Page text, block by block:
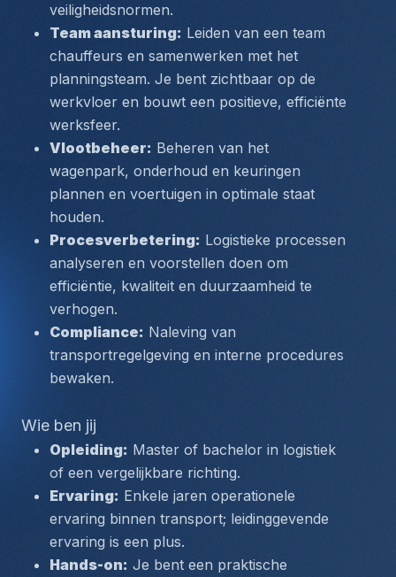
veiligheidsnormen.
Team aansturing: Leiden van een team
chauffeurs en samenwerken met het
planningsteam. Je bent zichtbaar op de
werkvloer en bouwt een positieve, efficiënte
werksfeer.
Vlootbeheer: Beheren van het
wagenpark, onderhoud en keuringen
plannen en voertuigen in optimale staat
houden.
Procesverbetering: Logistieke processen
analyseren en voorstellen doen om
efficiëntie, kwaliteit en duurzaamheid te
verhogen.
Compliance: Naleving van
transportregelgeving en interne procedures
bewaken.
Wie ben jij
Opleiding: Master of bachelor in logistiek
of een vergelijkbare richting.
Ervaring: Enkele jaren operationele
ervaring binnen transport; leidinggevende
ervaring is een plus.
Hands-on: Je bent een praktische